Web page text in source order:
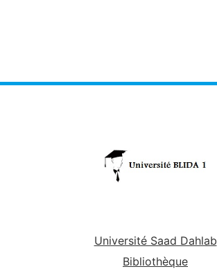
Université Saad Dahlab
Bibliothèque